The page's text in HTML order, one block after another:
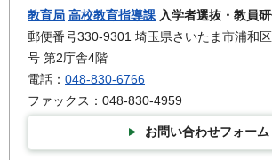
教育局 高校教育指導課 入学者選抜・教員
郵便番号330-9301 埼玉県さいたま市浦和
号 第2庁舎4階
電話： 048-830-6766
ファックス：048-830-4959
お問い合わせフォーム